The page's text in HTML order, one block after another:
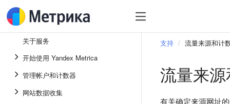
关于服务
开始使用 Yandex Metrica
管理帐户和计数器
网站数据收集
支持 流量来源和计
流量来
有关确定来源网址